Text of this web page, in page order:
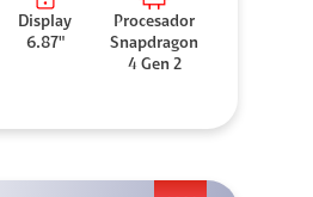
Display
6.87"
Procesador
Snapdragon
4 Gen 2